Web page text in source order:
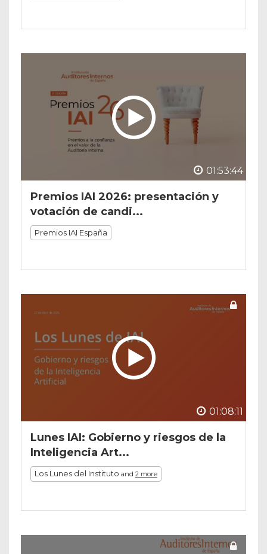
01:53:44
Premios IAI 2026: presentación y
votación de candi...
Premios IAI España
01:08:11
Lunes IAI: Gobierno y riesgos de la
Inteligencia Art...
Los Lunes del Instituto and 2 more